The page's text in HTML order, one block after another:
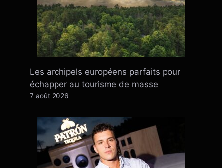
Les archipels européens parfaits pour
échapper au tourisme de masse
7 août 2026